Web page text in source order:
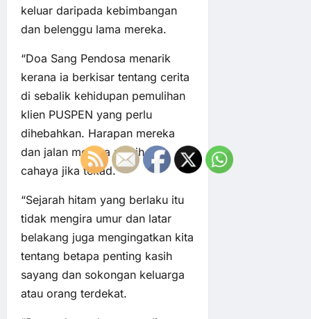
keluar daripada kebimbangan
dan belenggu lama mereka.
“Doa Sang Pendosa menarik
kerana ia berkisar tentang cerita
di sebalik kehidupan pemulihan
klien PUSPEN yang perlu
dihebahkan. Harapan mereka
dan jalan mereka masih ada
cahaya jika tekad.
“Sejarah hitam yang berlaku itu
tidak mengira umur dan latar
belakang juga mengingatkan kita
tentang betapa penting kasih
sayang dan sokongan keluarga
atau orang terdekat.